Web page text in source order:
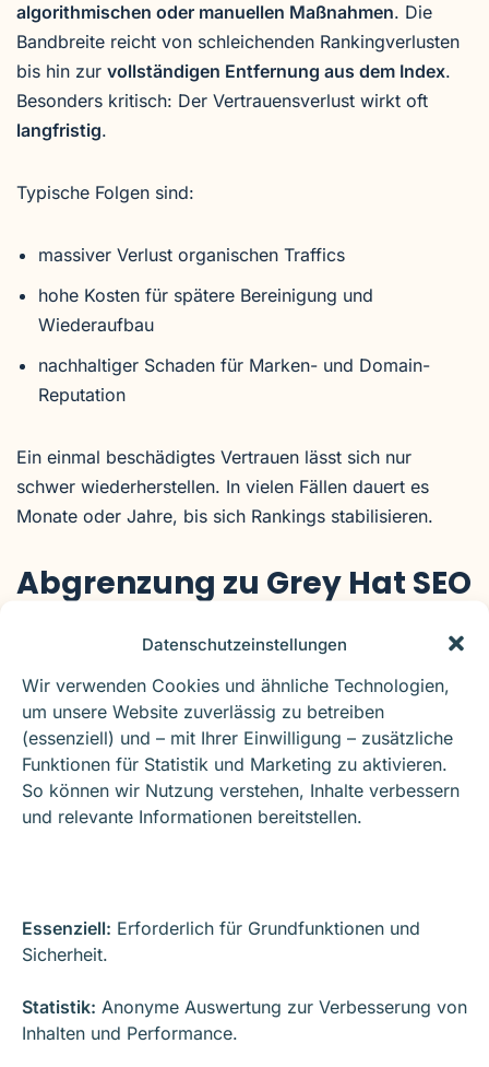
Datenschutzeinstellungen
Wir verwenden Cookies und ähnliche Technologien,
um unsere Website zuverlässig zu betreiben
(essenziell) und – mit Ihrer Einwilligung – zusätzliche
Funktionen für Statistik und Marketing zu aktivieren.
So können wir Nutzung verstehen, Inhalte verbessern
und relevante Informationen bereitstellen.
Essenziell: Erforderlich für Grundfunktionen und
Sicherheit.
Statistik: Anonyme Auswertung zur Verbesserung von
Inhalten und Performance.
algorithmischen oder manuellen Maßnahmen. Die
Bandbreite reicht von schleichenden Rankingverlusten
bis hin zur vollständigen Entfernung aus dem Index.
Besonders kritisch: Der Vertrauensverlust wirkt oft
langfristig.
Typische Folgen sind:
massiver Verlust organischen Traffics
hohe Kosten für spätere Bereinigung und
Wiederaufbau
nachhaltiger Schaden für Marken- und Domain-
Reputation
Ein einmal beschädigtes Vertrauen lässt sich nur
schwer wiederherstellen. In vielen Fällen dauert es
Monate oder Jahre, bis sich Rankings stabilisieren.
Abgrenzung zu Grey Hat SEO
Black Hat SEOund sauberer Optimierung
existiert ein Graubereich, oft alsGrey Hat SEO
bezeichnet. Dabei werden Methoden eingesetzt, die
nicht explizit verboten, aber auch nicht eindeutig
empfohlen sind. Auch hier gilt:Je weiter man sich von
Nutzerorientierung entfernt, desto höher das Risiko .
Täuschung von Suchmaschinen.
tragfähige Strategie ist